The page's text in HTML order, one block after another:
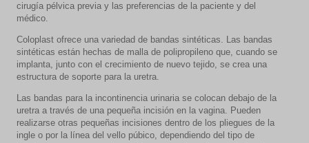
cirugía pélvica previa y las preferencias de la paciente y del
médico.
Coloplast ofrece una variedad de bandas sintéticas. Las bandas
sintéticas están hechas de malla de polipropileno que, cuando se
implanta, junto con el crecimiento de nuevo tejido, se crea una
estructura de soporte para la uretra.
Las bandas para la incontinencia urinaria se colocan debajo de la
uretra a través de una pequeña incisión en la vagina. Pueden
realizarse otras pequeñas incisiones dentro de los pliegues de la
ingle o por la línea del vello púbico, dependiendo del tipo de